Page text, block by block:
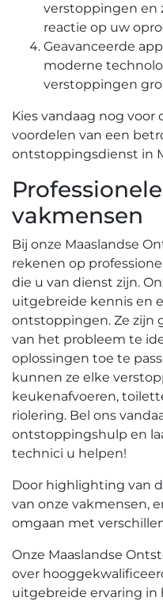
verstoppingen en
reactie op uw
Geavanceerde
moderne
verstoppingen
Kies vandaag nog voor
voordelen van een
ontstoppingsdienst in
vakmensen
Bij onze Maaslandse
rekenen op
die u van dienst zijn.
uitgebreide kennis en
ontstoppingen.​ Ze zijn
van het probleem te
oplossingen toe te
kunnen ze elke
keukenafvoeren,
riolering.​ Bel ons
ontstoppingshulp en
technici u helpen!​
Door highlighting van
van onze vakmensen,
omgaan met
Onze Maaslandse
over
uitgebreide ervaring in